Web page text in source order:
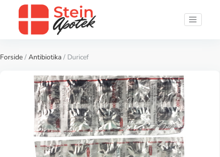
Forside / Antibiotika / Duricef